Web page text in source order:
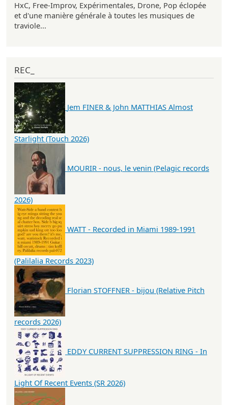
HxC, Free-Improv, Expérimentales, Drone, Pop éclopée
et d'une manière générale à toutes les musiques de
traviole...
REC_
Jem FINER & John MATTHIAS Almost
Starlight (Touch 2026)
MOURIR - nous, le venin (Pelagic records
2026)
WATT - Recorded in Miami 1989-1991
(Palilalia Records 2023)
Florian STOFFNER - bijou (Relative Pitch
records 2026)
EDDY CURRENT SUPPRESSION RING - In
Light Of Recent Events (SR 2026)